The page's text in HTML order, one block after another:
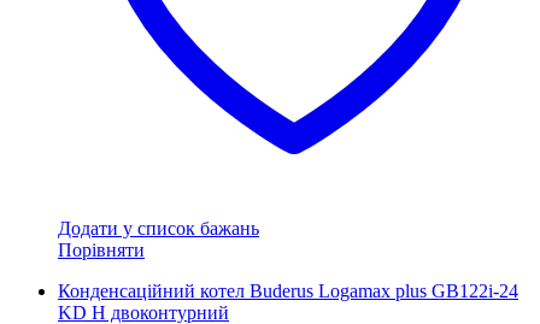
Додати у список бажань
Порівняти
Конденсаційний котел Buderus Logamax plus GB122i-24
KD H двоконтурний